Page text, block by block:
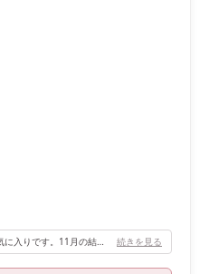
披露宴会場から見える庭の景色がお気に入りです。11月の結婚式だったこともあり紅葉が始まっていたため、より素敵だと思いました。 和モダンな床もお気に入りです。床のデザインが特徴的なので、装花がシンプルでも華やかな会場になると思います。 続きを見る